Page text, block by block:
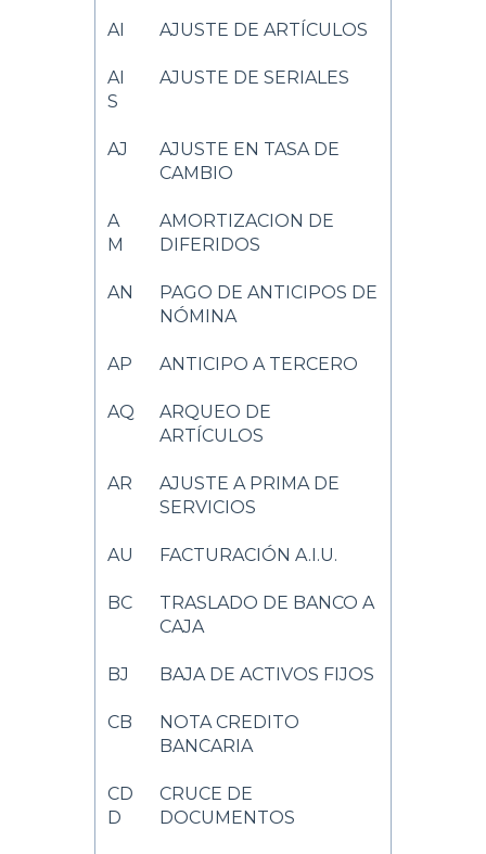
AI AJUSTE DE ARTÍCULOS
AI
S
AJUSTE DE SERIALES
AJ
AJUSTE EN TASA DE
CAMBIO
A
M
AMORTIZACION DE
DIFERIDOS
AN
PAGO DE ANTICIPOS DE
NÓMINA
AP ANTICIPO A TERCERO
AQ
ARQUEO DE
ARTÍCULOS
AR
AJUSTE A PRIMA DE
SERVICIOS
AU FACTURACIÓN A.I.U.
BC
TRASLADO DE BANCO A
CAJA
BJ BAJA DE ACTIVOS FIJOS
CB
NOTA CREDITO
BANCARIA
CD
D
CRUCE DE
DOCUMENTOS